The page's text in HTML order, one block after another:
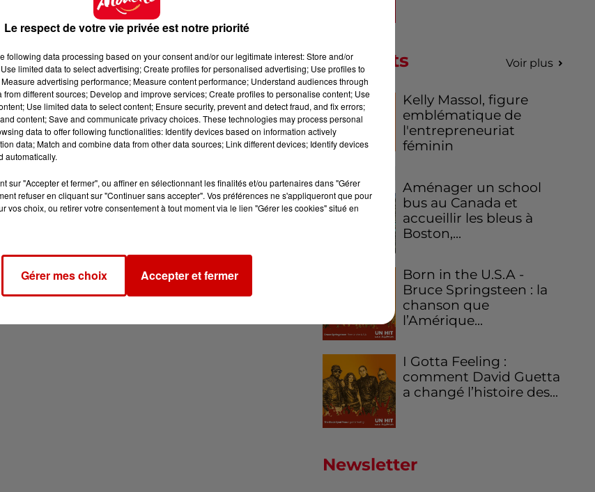
sa deuxième médaille d'or de ces Mondiaux,
vice-champion du monde, remportant au
Marco Schwarz, titré en combiné,
est sorti de piste alors qu'il était en tête. Le
le titre mondial dans sa discipline favorite
favoris : le Croate Filip Zubcic (28 ans) finit 4e
alors que la saison galère continue pour le
9e à 2 min 53.
Podcasts Voir plus
Kelly Massol, figure
emblématique de
l'entrepreneuriat
féminin
Aménager un school
bus au Canada et
accueillir les bleus à
Boston,...
Born in the U.S.A -
Bruce Springsteen : la
chanson que
l’Amérique...
I Gotta Feeling :
comment David Guetta
a changé l’histoire des...
Newsletter
Le respect de votre vie privée est notre priorité
following data processing based on your consent and/or our legitimate interest: Store and/or
limited data to select advertising; Create profiles for personalised advertising; Use profiles to
advertising performance; Measure content performance; Understand audiences through
different sources; Develop and improve services; Create profiles to personalise content; Use
Use limited data to select content; Ensure security, prevent and detect fraud, and fix errors;
content; Save and communicate privacy choices. These technologies may process personal
data to offer following functionalities: Identify devices based on information actively
data; Match and combine data from other data sources; Link different devices; Identify devices
automatically.
sur "Accepter et fermer", ou affiner en sélectionnant les finalités et/ou partenaires dans "Gérer
refuser en cliquant sur "Continuer sans accepter". Vos préférences ne s'appliqueront que pour
vos choix, ou retirer votre consentement à tout moment via le lien "Gérer les cookies" situé en
Gérer mes choix Accepter et fermer